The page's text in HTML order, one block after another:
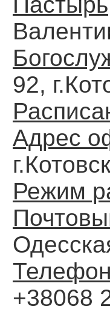
92,
Адрес
г.Котовск
Режим
+38068